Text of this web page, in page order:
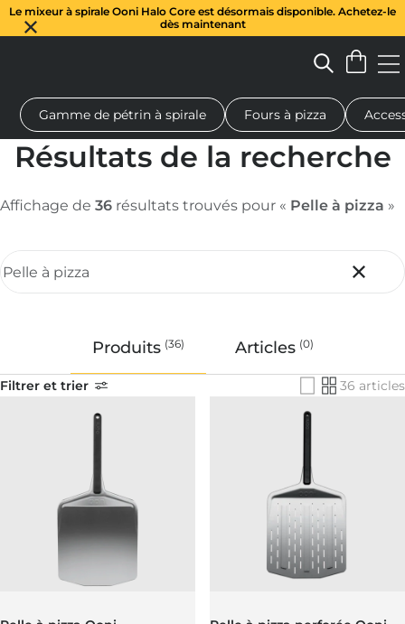
Le mixeur à spirale Ooni Halo Core est désormais disponible. Achetez-le
dès maintenant
à pizza au feu de bois Pétrin à pâte Cadeaux Planches de
Gamme de pétrin à spirale Fours à pizza
Résultats de la recherche
Affichage de 36 résultats trouvés pour « Pelle à pizza »
Rechercher
Produits (36) Articles (0)
Filtrer et trier 36 articles